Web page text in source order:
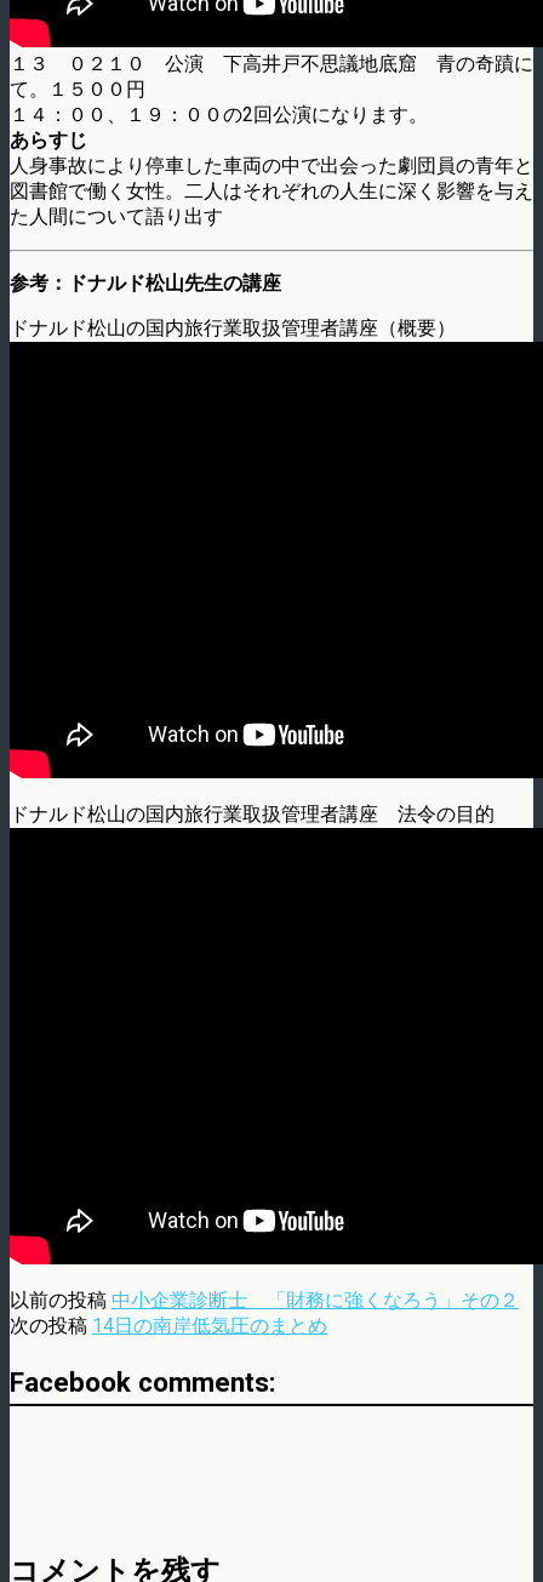
１３ ０２１０ 公演 下高井戸不思議地底窟 青の奇蹟に
て。１５００円
１４：００、１９：００の2回公演になります。
あらすじ
人身事故により停車した車両の中で出会った劇団員の青年と
図書館で働く女性。二人はそれぞれの人生に深く影響を与え
た人間について語り出す
参考：ドナルド松山先生の講座
ドナルド松山の国内旅行業取扱管理者講座（概要）
ドナルド松山の国内旅行業取扱管理者講座 法令の目的
以前の投稿 中小企業診断士 「財務に強くなろう」その２
次の投稿 14日の南岸低気圧のまとめ
Facebook comments:
コメントを残す